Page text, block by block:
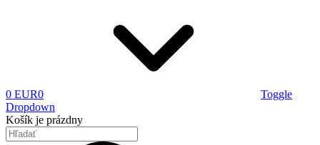
0 EUR0
Toggle
Dropdown
Košík je prázdny